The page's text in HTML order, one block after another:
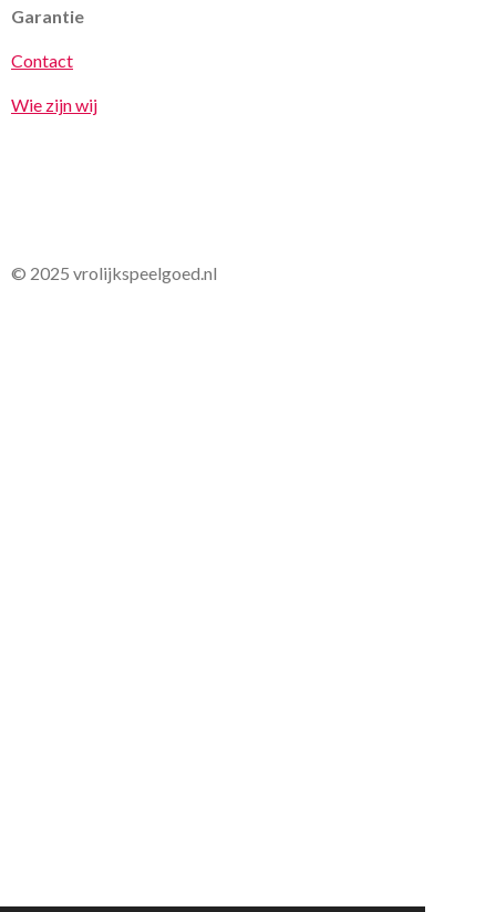
Garantie
Contact
Wie zijn wij
© 2025 vrolijkspeelgoed.nl